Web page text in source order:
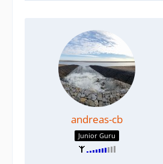
andreas-cb
Junior Guru